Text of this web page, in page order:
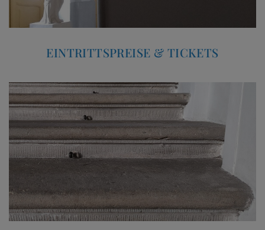
EINTRITTSPREISE & TICKETS